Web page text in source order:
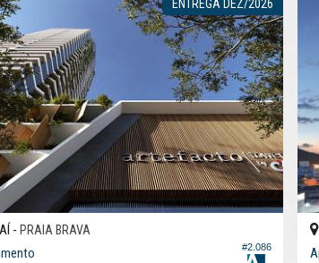
ENTREGA DEZ/2026
#2.086
- PRAIA BRAVA